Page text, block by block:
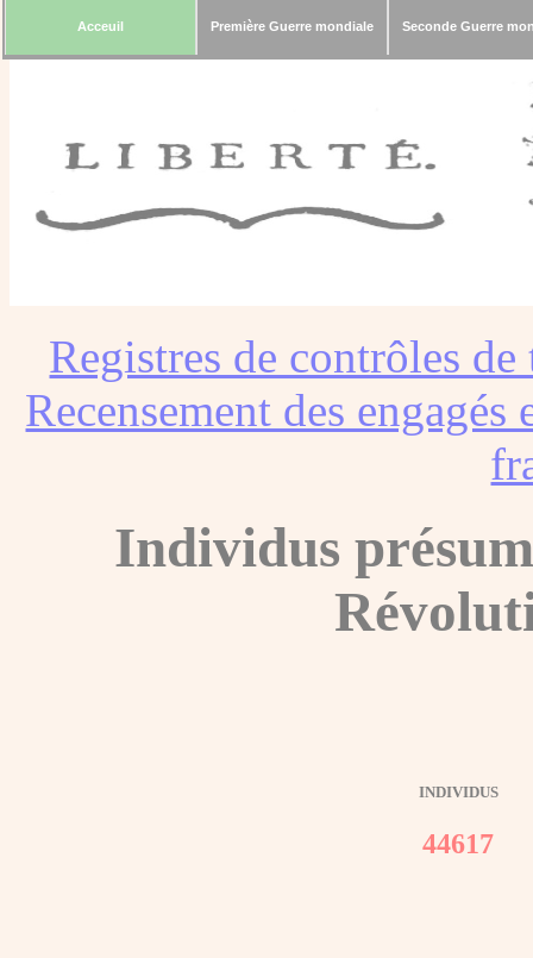
Acceuil Première Guerre mondiale Seconde Guerre
Registres de contrôles
Recensement des
Individus
INDIVIDUS
44617